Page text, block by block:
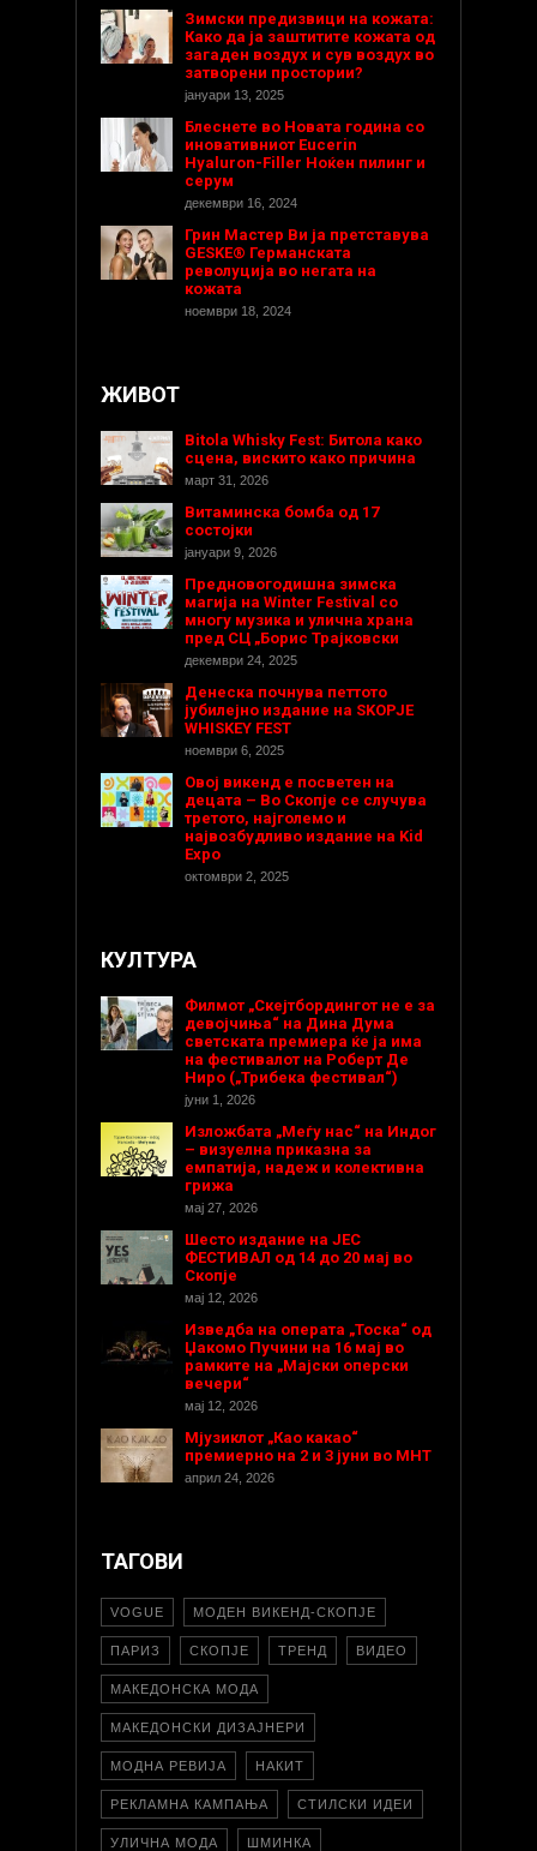
Зимски предизвици на кожата:
Како да ја заштитите кожата од
загаден воздух и сув воздух во
затворени простории?
јануари 13, 2025
Блеснете во Новата година со
иновативниот Eucerin
Hyaluron-Filler Ноќен пилинг и
серум
декември 16, 2024
Грин Мастер Ви ја претставува
GESKE® Германската
револуција во негата на
кожата
ноември 18, 2024
ЖИВОТ
Bitola Whisky Fest: Битола како
сцена, вискито како причина
март 31, 2026
Витаминска бомба од 17
состојки
јануари 9, 2026
Предновогодишнa зимска
магија на Winter Festival со
многу музика и улична храна
пред СЦ „Борис Трајковски
декември 24, 2025
Денеска почнува петтото
јубилејно издание на SKOPJE
WHISKEY FEST
ноември 6, 2025
Овој викенд е посветен на
децата – Во Скопје се случува
третото, најголемо и
највозбудливо издание на Kid
Expo
октомври 2, 2025
КУЛТУРА
Филмот „Скејтбордингот не е за
девојчиња“ на Дина Дума
светската премиера ќе ја има
на фестивалот на Роберт Де
Ниро („Трибека фестивал“)
јуни 1, 2026
Изложбата „Меѓу нас“ на Индог
– визуелна приказна за
емпатија, надеж и колективна
грижа
мај 27, 2026
Шесто издание на ЈЕС
ФЕСТИВАЛ од 14 до 20 мај во
Скопје
мај 12, 2026
Изведба на операта „Тоска“ од
Џакомо Пучини на 16 мај во
рамките на „Мајски оперски
вечери“
мај 12, 2026
Мјузиклот „Као какао“
премиерно на 2 и 3 јуни во МНТ
април 24, 2026
ТАГОВИ
VOGUE МОДЕН ВИКЕНД-СКОПЈЕ
ПАРИЗ СКОПЈЕ ТРЕНД ВИДЕО
МАКЕДОНСКА МОДА
МАКЕДОНСКИ ДИЗАЈНЕРИ
МОДНА РЕВИЈА НАКИТ
РЕКЛАМНА КАМПАЊА СТИЛСКИ ИДЕИ
УЛИЧНА МОДА ШМИНКА